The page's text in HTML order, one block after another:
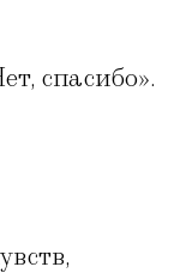
спасибо».